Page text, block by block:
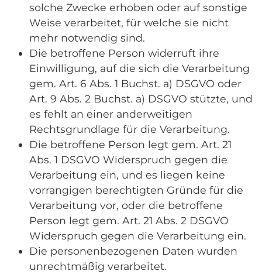
solche Zwecke erhoben oder auf sonstige
Weise verarbeitet, für welche sie nicht
mehr notwendig sind.
Die betroffene Person widerruft ihre
Einwilligung, auf die sich die Verarbeitung
gem. Art. 6 Abs. 1 Buchst. a) DSGVO oder
Art. 9 Abs. 2 Buchst. a) DSGVO stützte, und
es fehlt an einer anderweitigen
Rechtsgrundlage für die Verarbeitung.
Die betroffene Person legt gem. Art. 21
Abs. 1 DSGVO Widerspruch gegen die
Verarbeitung ein, und es liegen keine
vorrangigen berechtigten Gründe für die
Verarbeitung vor, oder die betroffene
Person legt gem. Art. 21 Abs. 2 DSGVO
Widerspruch gegen die Verarbeitung ein.
Die personenbezogenen Daten wurden
unrechtmäßig verarbeitet.